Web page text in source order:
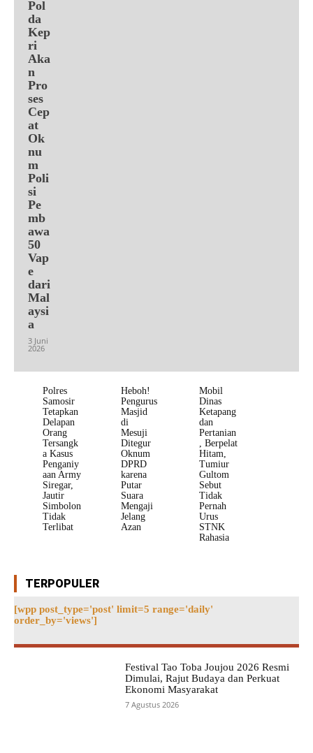
Pol
da
Kep
ri
Aka
n
Pro
ses
Cep
at
Ok
nu
m
Poli
si
Pe
mb
awa
50
Vap
e
dari
Mal
aysi
a
3 Juni
2026
Polres
Samosir
Tetapkan
Delapan
Orang
Tersangk
a Kasus
Penganiy
aan Army
Siregar,
Jautir
Simbolon
Tidak
Terlibat
Heboh!
Pengurus
Masjid
di
Mesuji
Ditegur
Oknum
DPRD
karena
Putar
Suara
Mengaji
Jelang
Azan
Mobil
Dinas
Ketapang
dan
Pertanian
, Berpelat
Hitam,
Tumiur
Gultom
Sebut
Tidak
Pernah
Urus
STNK
Rahasia
TERPOPULER
[wpp post_type='post' limit=5 range='daily'
order_by='views']
Festival Tao Toba Joujou 2026 Resmi
Dimulai, Rajut Budaya dan Perkuat
Ekonomi Masyarakat
7 Agustus 2026